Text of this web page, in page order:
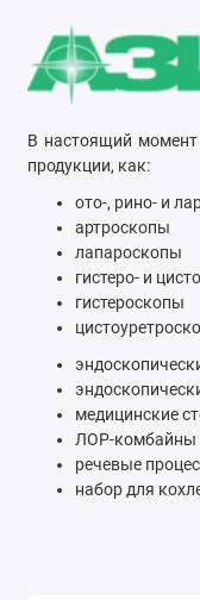
В настоящий
продукции, как:
ото-, рино- и
артроскопы
лапароскопы
гистеро- и
гистероскопы
медицинские
ЛОР-комбайны
речевые
набор для